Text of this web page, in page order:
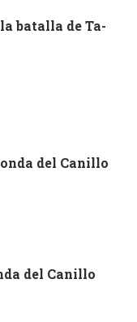
batalla de Ta-
del Canillo